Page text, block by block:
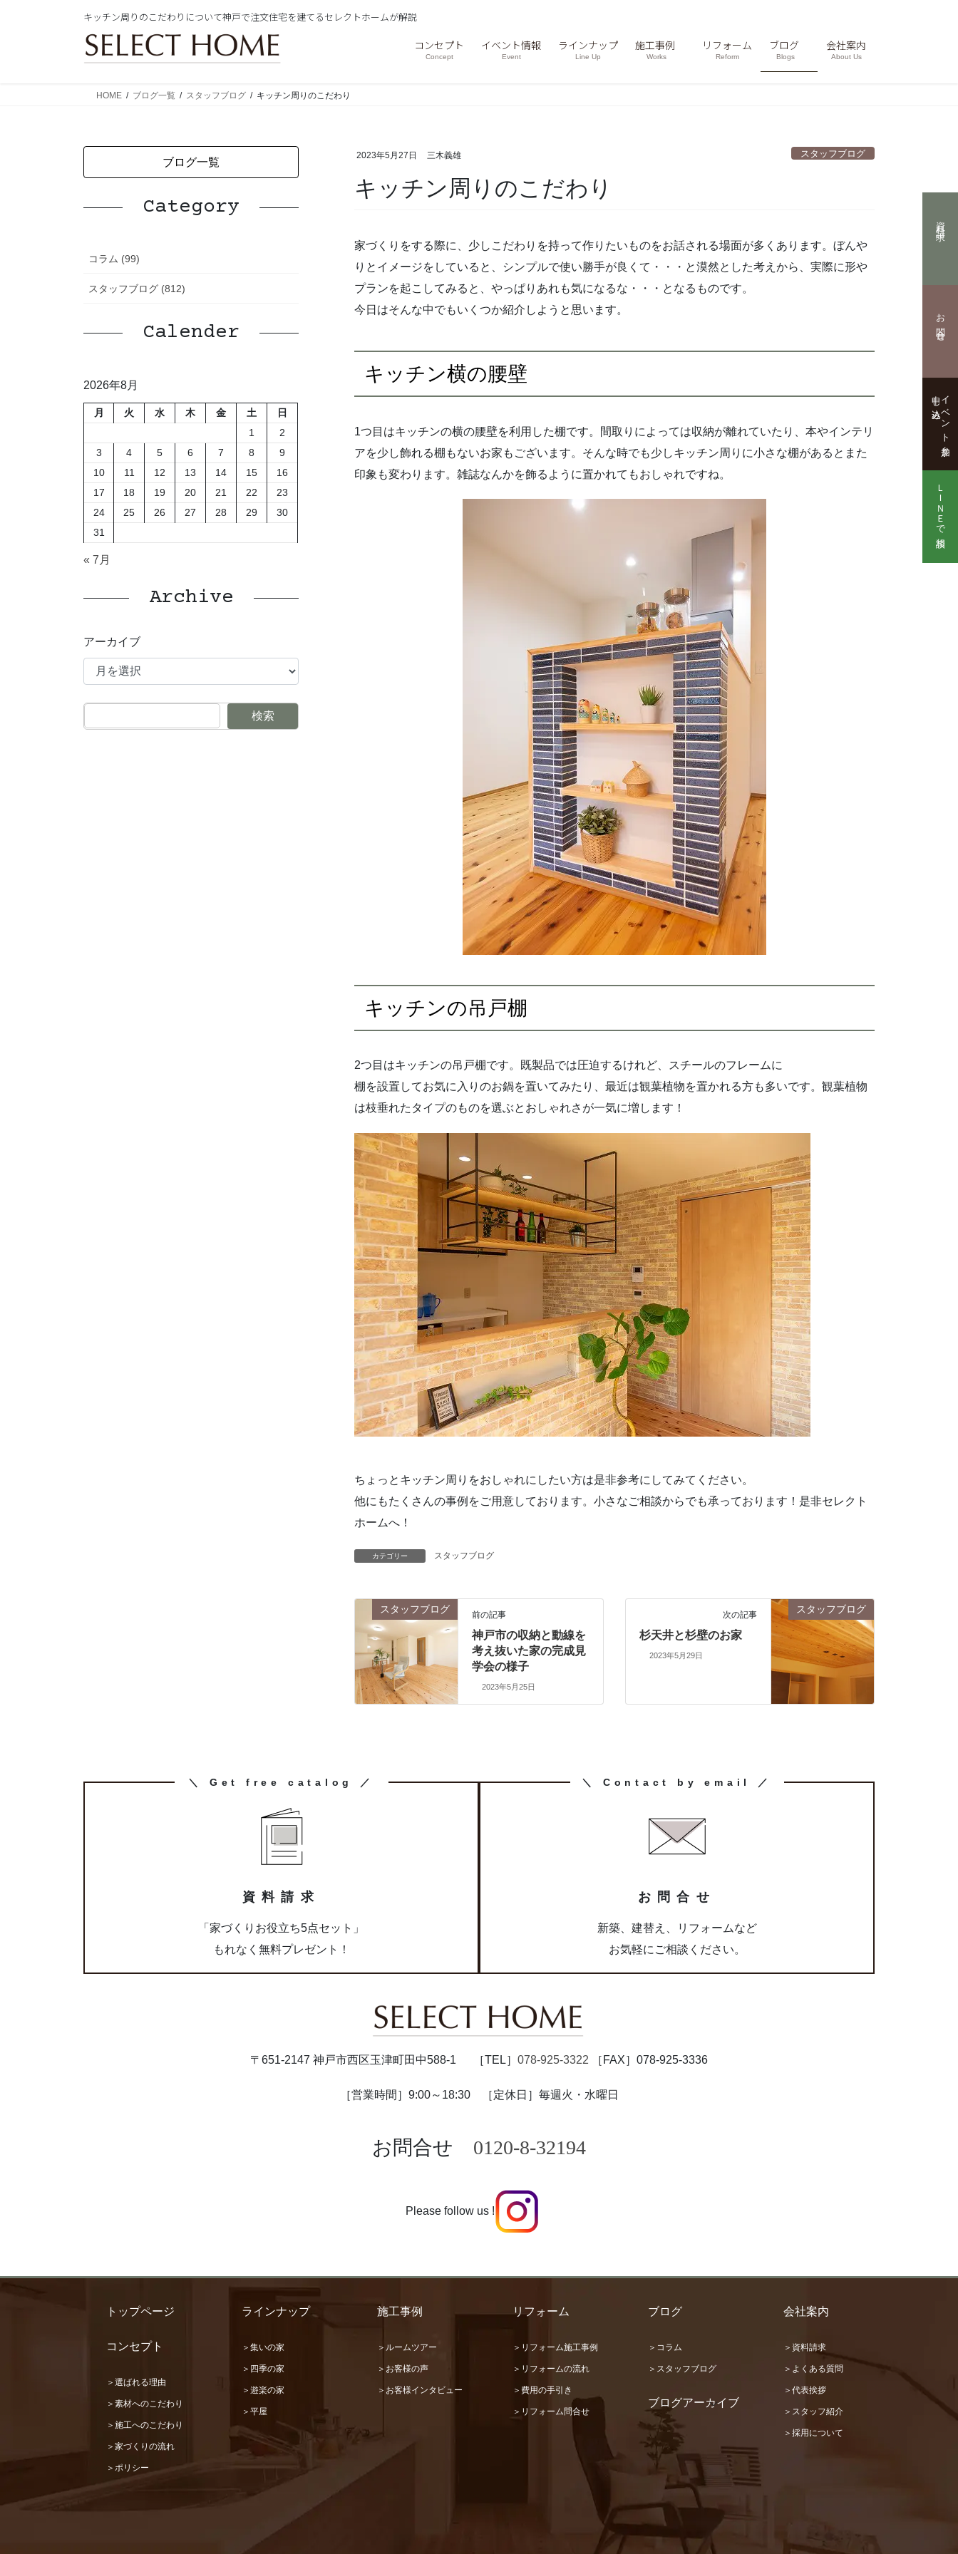
キッチン周りのこだわりについて神戸で注文住宅を建てるセレクトホームが解説
コンセプト
Concept
イベント情報
Event
ラインナップ
Line Up
施工事例
Works
リフォーム
Reform
ブログ
Blogs
会社案内
About Us
HOME ブログ一覧 スタッフブログ キッチン周りのこだわり
2023年5月27日 三木義雄 スタッフブログ
キッチン周りのこだわり
家づくりをする際に、少しこだわりを持って作りたいものをお話される場面が多くあります。ぼんや
りとイメージをしていると、シンプルで使い勝手が良くて・・・と漠然とした考えから、実際に形や
プランを起こしてみると、やっぱりあれも気になるな・・・となるものです。
今日はそんな中でもいくつか紹介しようと思います。
キッチン横の腰壁
1つ目はキッチンの横の腰壁を利用した棚です。間取りによっては収納が離れていたり、本やインテリ
アを少し飾れる棚もないお家もございます。そんな時でも少しキッチン周りに小さな棚があるとまた
印象も変わります。雑誌なんかを飾るように置かれてもおしゃれですね。
キッチンの吊戸棚
2つ目はキッチンの吊戸棚です。既製品では圧迫するけれど、スチールのフレームに
棚を設置してお気に入りのお鍋を置いてみたり、最近は観葉植物を置かれる方も多いです。観葉植物
は枝垂れたタイプのものを選ぶとおしゃれさが一気に増します！
ちょっとキッチン周りをおしゃれにしたい方は是非参考にしてみてください。
他にもたくさんの事例をご用意しております。小さなご相談からでも承っております！是非セレクト
ホームへ！
カテゴリー スタッフブログ
スタッフブログ 前の記事
神戸市の収納と動線を
考え抜いた家の完成見
学会の様子
2023年5月25日
スタッフブログ
次の記事
杉天井と杉壁のお家
2023年5月29日
ブログ一覧
Category
コラム (99)
スタッフブログ (812)
Calender
2026年8月
月 火 水 木 金 土
日
1
2
3
4 5 6 7 8
9
10
11 12 13 14 15
16
17
18 19 20 21 22
23
24
25 26 27 28 29
30
31
« 7月
Archive
アーカイブ
検索
カ
＼ Get free catalog ／
資料請求
「家づくりお役立ち5点セット」
もれなく無料プレゼント！
カ
＼ Contact by email ／
お問合せ
新築、建替え、リフォームなど
お気軽にご相談ください。
〒651-2147 神戸市西区玉津町田中588-1 ［TEL］ 078-925-3322 ［FAX］078-925-3336
［営業時間］9:00～18:30 ［定休日］毎週火・水曜日
お問合せ 0120-8-32194
Please follow us !
資料請求
お問合せ
イベント参加
申し込み
ＬＩＮＥで相談
トップページ
コンセプト
＞選ばれる理由
＞素材へのこだわり
＞施工へのこだわり
＞家づくりの流れ
＞ポリシー
ラインナップ
＞集いの家
＞四季の家
＞遊楽の家
＞平屋
施工事例
＞ルームツアー
＞お客様の声
＞お客様インタビュー
リフォーム
＞リフォーム施工事例
＞リフォームの流れ
＞費用の手引き
＞リフォーム問合せ
ブログ
＞コラム
＞スタッフブログ
ブログアーカイブ
2026 (22)
2025 (31)
2024 (36)
2023 (46)
2021 (17)
2020 (73)
2019 (67)
2018 (48)
会社案内
＞資料請求
＞よくある質問
＞代表挨拶
＞スタッフ紹介
＞採用について